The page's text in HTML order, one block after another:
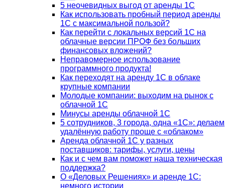
5 неочевидных выгод от аренды 1С
Как использовать пробный период аренды
1С с максимальной пользой?
Как перейти с локальных версий 1С на
облачные версии ПРОФ без больших
финансовых вложений?
Неправомерное использование
программного продукта!
Как переходят на аренду 1С в облаке
крупные компании
Молодые компании: выходим на рынок с
облачной 1С
Минусы аренды облачной 1С
5 сотрудников, 3 города, одна «1С»: делаем
удалённую работу проще с «облаком»
Аренда облачной 1С у разных
поставщиков: тарифы, услуги, цены
Как и с чем вам поможет наша техническая
поддержка?
О «Деловых Решениях» и аренде 1С:
немного истории